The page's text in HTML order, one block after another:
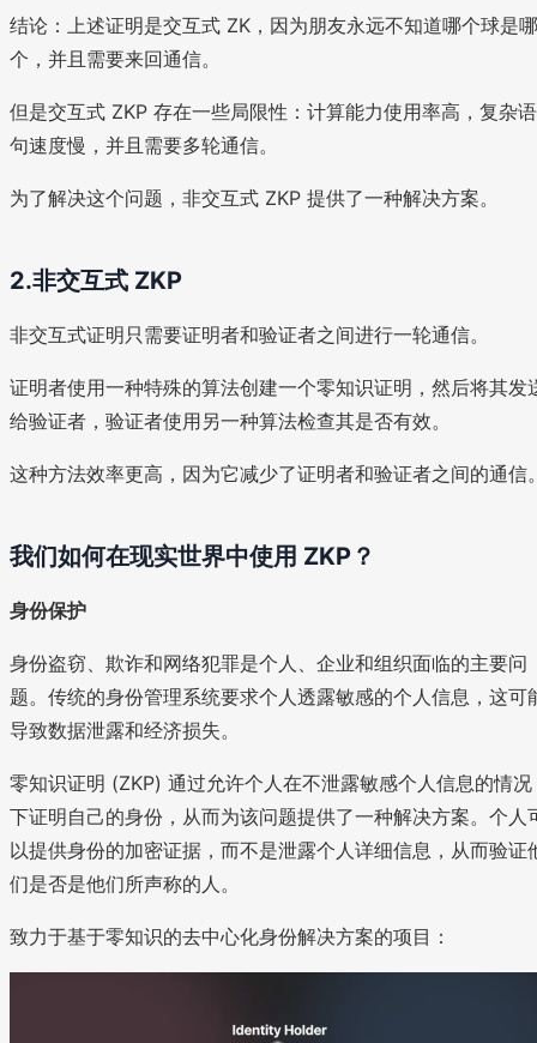
结论：上述证明是交互式 ZK，因为朋友永远不知道哪个球是哪
个，并且需要来回通信。
但是交互式 ZKP 存在一些局限性：计算能力使用率高，复杂语
句速度慢，并且需要多轮通信。
为了解决这个问题，非交互式 ZKP 提供了一种解决方案。
2.非交互式 ZKP
非交互式证明只需要证明者和验证者之间进行一轮通信。
证明者使用一种特殊的算法创建一个零知识证明，然后将其发
给验证者，验证者使用另一种算法检查其是否有效。
这种方法效率更高，因为它减少了证明者和验证者之间的通信
我们如何在现实世界中使用 ZKP？
身份保护
身份盗窃、欺诈和网络犯罪是个人、企业和组织面临的主要问
题。传统的身份管理系统要求个人透露敏感的个人信息，这可
导致数据泄露和经济损失。
零知识证明 (ZKP) 通过允许个人在不泄露敏感个人信息的情况
下证明自己的身份，从而为该问题提供了一种解决方案。个人
以提供身份的加密证据，而不是泄露个人详细信息，从而验证
们是否是他们所声称的人。
致力于基于零知识的去中心化身份解决方案的项目：